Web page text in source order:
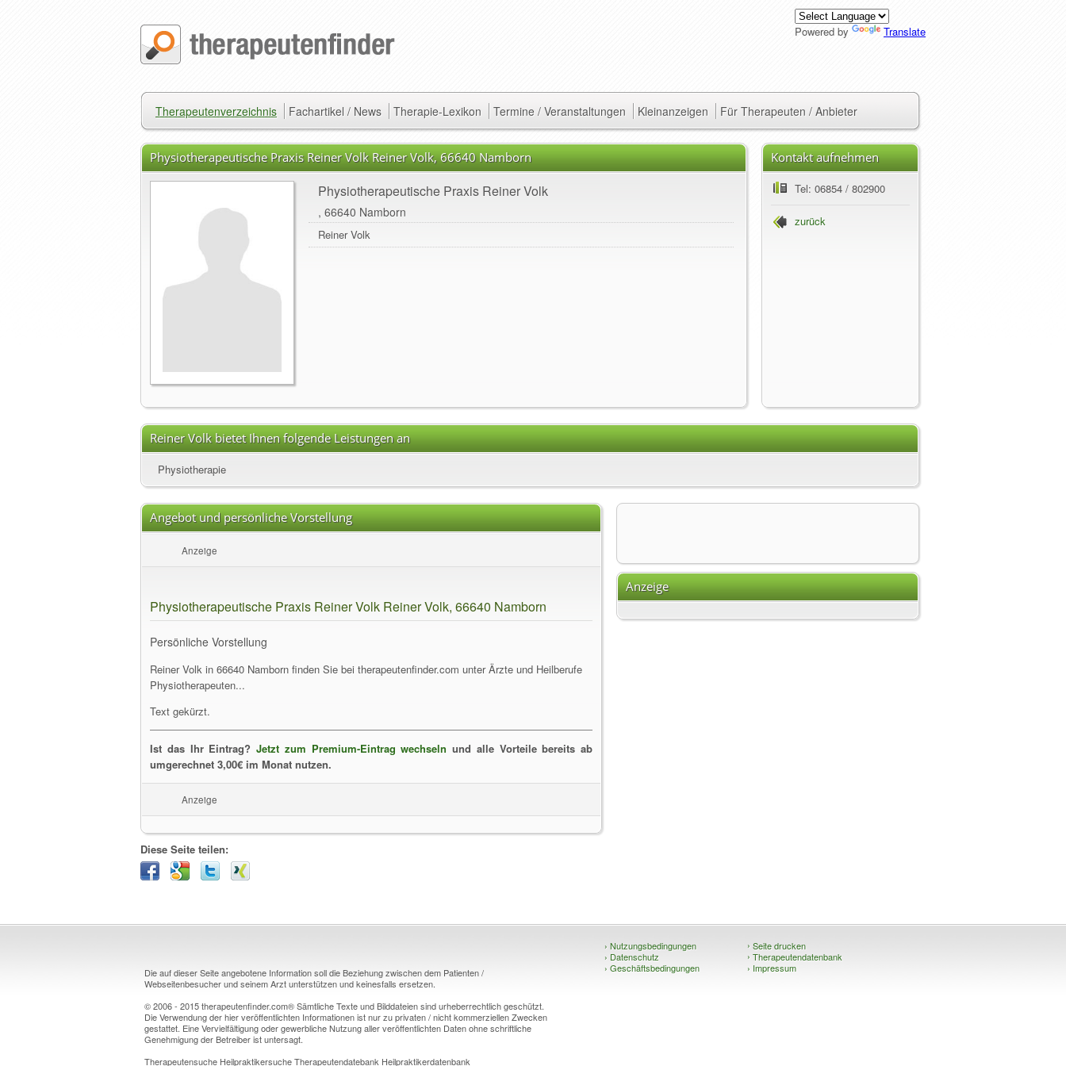
Powered by Translate
Therapeutenverzeichnis Fachartikel / News Therapie-Lexikon Termine / Veranstaltungen Kleinanzeigen Für Therapeuten / Anbieter
Physiotherapeutische Praxis Reiner Volk Reiner Volk, 66640 Namborn
Physiotherapeutische Praxis Reiner Volk
, 66640 Namborn
Reiner Volk
Kontakt aufnehmen
Tel: 06854 / 802900
zurück
Reiner Volk bietet Ihnen folgende Leistungen an
Physiotherapie
Angebot und persönliche Vorstellung
Anzeige
Physiotherapeutische Praxis Reiner Volk Reiner Volk, 66640 Namborn
Persönliche Vorstellung
Reiner Volk in 66640 Namborn finden Sie bei therapeutenfinder.com unter Ärzte und Heilberufe
Physiotherapeuten...
Text gekürzt.
Ist das Ihr Eintrag? Jetzt zum Premium-Eintrag wechseln und alle Vorteile bereits ab
umgerechnet 3,00€ im Monat nutzen.
Anzeige
Diese Seite teilen:
Anzeige
Die auf dieser Seite angebotene Information soll die Beziehung zwischen dem Patienten /
Webseitenbesucher und seinem Arzt unterstützen und keinesfalls ersetzen.
© 2006 - 2015 therapeutenfinder.com® Sämtliche Texte und Bilddateien sind urheberrechtlich geschützt.
Die Verwendung der hier veröffentlichten Informationen ist nur zu privaten / nicht kommerziellen Zwecken
gestattet. Eine Vervielfältigung oder gewerbliche Nutzung aller veröffentlichten Daten ohne schriftliche
Genehmigung der Betreiber ist untersagt.
Therapeutensuche Heilpraktikersuche Therapeutendatebank Heilpraktikerdatenbank
› Nutzungsbedingungen
› Datenschutz
› Geschäftsbedingungen
› Seite drucken
› Therapeutendatenbank
› Impressum